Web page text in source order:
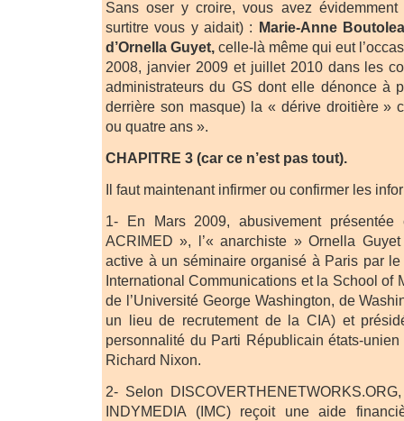
Sans oser y croire, vous avez
surtitre vous y aidait) : Marie-Anne
d’Ornella Guyet, celle-là même qui eut
2008, janvier 2009 et juillet 2010 dans les
administrateurs du GS dont elle dénonce à
derrière son masque) la « dérive droitière »
ou quatre ans ».
CHAPITRE 3 (car ce n’est pas tout).
Il faut maintenant infirmer ou confirmer les
1- En Mars 2009, abusivement
ACRIMED », l’« anarchiste » Ornella
active à un séminaire organisé à Paris par
International Communications et la School of
de l’Université George Washington, de
un lieu de recrutement de la CIA) et
personnalité du Parti Républicain états-
Richard Nixon.
2- Selon
INDYMEDIA (IMC) reçoit une aide